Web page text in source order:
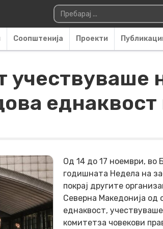
Main
Пребарувај за:
Соопштенија Проекти
еднаквост
Од 14 до 17 ноември, во
годишната Недела на
покрај другите
Северна Македонија од
еднаквост,
комитетза човекови